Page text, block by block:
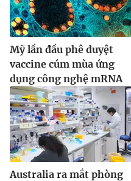
Mỹ lần đầu phê duyệt
vaccine cúm mùa ứng
dụng công nghệ mRNA
Australia ra mắt phòng